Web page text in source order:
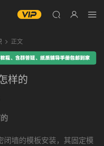
正文
样的
闭墙的模板安装，其固定模